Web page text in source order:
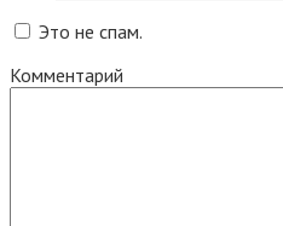
Это не спам.
Комментарий